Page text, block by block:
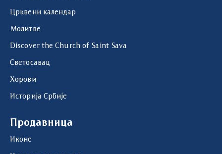
Црквени календар
Молитве
Discover the Church of Saint Sava
Светосавац
Хорови
Историја Србије
Продавница
Иконе